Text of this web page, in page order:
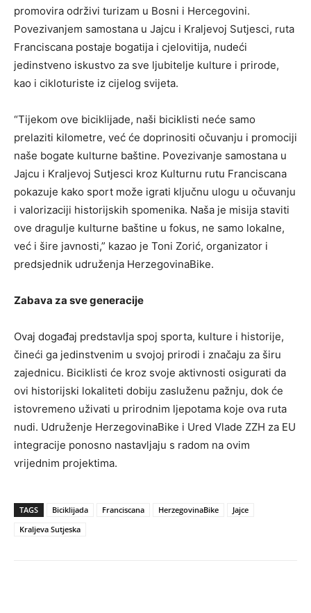
promovira održivi turizam u Bosni i Hercegovini.
Povezivanjem samostana u Jajcu i Kraljevoj Sutjesci, ruta
Franciscana postaje bogatija i cjelovitija, nudeći
jedinstveno iskustvo za sve ljubitelje kulture i prirode,
kao i cikloturiste iz cijelog svijeta.
“Tijekom ove biciklijade, naši biciklisti neće samo
prelaziti kilometre, već će doprinositi očuvanju i promociji
naše bogate kulturne baštine. Povezivanje samostana u
Jajcu i Kraljevoj Sutjesci kroz Kulturnu rutu Franciscana
pokazuje kako sport može igrati ključnu ulogu u očuvanju
i valorizaciji historijskih spomenika. Naša je misija staviti
ove dragulje kulturne baštine u fokus, ne samo lokalne,
već i šire javnosti,” kazao je Toni Zorić, organizator i
predsjednik udruženja HerzegovinaBike.
Zabava za sve generacije
Ovaj događaj predstavlja spoj sporta, kulture i historije,
čineći ga jedinstvenim u svojoj prirodi i značaju za širu
zajednicu. Biciklisti će kroz svoje aktivnosti osigurati da
ovi historijski lokaliteti dobiju zasluženu pažnju, dok će
istovremeno uživati u prirodnim ljepotama koje ova ruta
nudi. Udruženje HerzegovinaBike i Ured Vlade ZZH za EU
integracije ponosno nastavljaju s radom na ovim
vrijednim projektima.
TAGS Biciklijada Franciscana HerzegovinaBike
Jajce
Kraljeva Sutjeska